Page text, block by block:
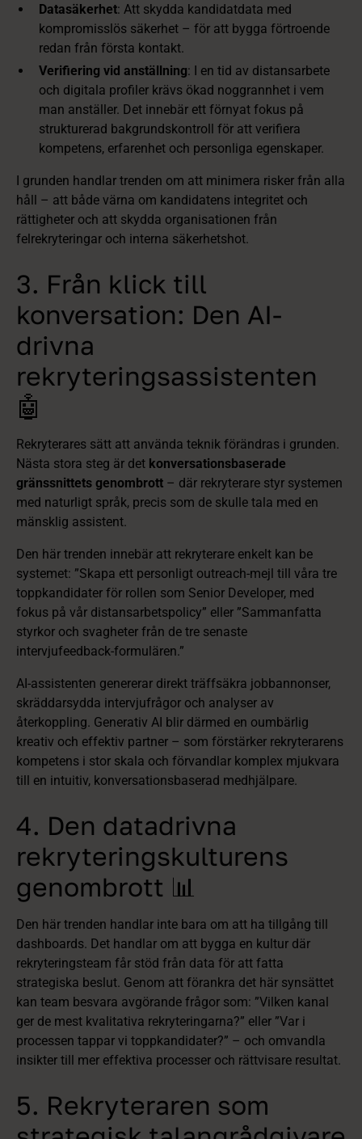
Datasäkerhet: Att skydda kandidatdata med
kompromisslös säkerhet – för att bygga förtroende
redan från första kontakt.
Verifiering vid anställning: I en tid av distansarbete
och digitala profiler krävs ökad noggrannhet i vem
man anställer. Det innebär ett förnyat fokus på
strukturerad bakgrundskontroll för att verifiera
kompetens, erfarenhet och personliga egenskaper.
I grunden handlar trenden om att minimera risker från alla
håll – att både värna om kandidatens integritet och
rättigheter och att skydda organisationen från
felrekryteringar och interna säkerhetshot.
3. Från klick till
konversation: Den AI-
drivna
rekryteringsassistenten
🤖
Rekryterares sätt att använda teknik förändras i grunden.
Nästa stora steg är det konversationsbaserade
gränssnittets genombrott – där rekryterare styr systemen
med naturligt språk, precis som de skulle tala med en
mänsklig assistent.
Den här trenden innebär att rekryterare enkelt kan be
systemet: ”Skapa ett personligt outreach-mejl till våra tre
toppkandidater för rollen som Senior Developer, med
fokus på vår distansarbetspolicy” eller ”Sammanfatta
styrkor och svagheter från de tre senaste
intervjufeedback-formulären.”
AI-assistenten genererar direkt träffsäkra jobbannonser,
skräddarsydda intervjufrågor och analyser av
återkoppling. Generativ AI blir därmed en oumbärlig
kreativ och effektiv partner – som förstärker rekryterarens
kompetens i stor skala och förvandlar komplex mjukvara
till en intuitiv, konversationsbaserad medhjälpare.
4. Den datadrivna
rekryteringskulturens
genombrott 📊
Den här trenden handlar inte bara om att ha tillgång till
dashboards. Det handlar om att bygga en kultur där
rekryteringsteam får stöd från data för att fatta
strategiska beslut. Genom att förankra det här synsättet
kan team besvara avgörande frågor som: ”Vilken kanal
ger de mest kvalitativa rekryteringarna?” eller ”Var i
processen tappar vi toppkandidater?” – och omvandla
insikter till mer effektiva processer och rättvisare resultat.
5. Rekryteraren som